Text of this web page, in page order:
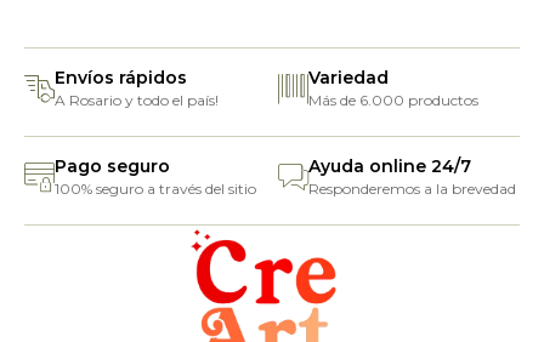
Envíos rápidos
A Rosario y todo el país!
Variedad
Más de 6.000 productos
Pago seguro
100% seguro a través del sitio
Ayuda online 24/7
Responderemos a la brevedad